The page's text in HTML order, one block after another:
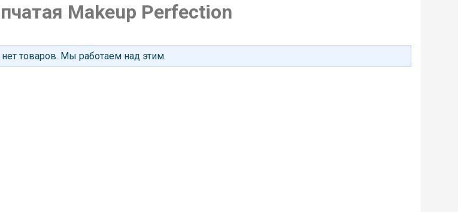
Makeup Perfection
товаров. Мы работаем над этим.